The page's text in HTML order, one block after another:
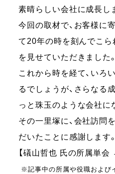
素晴らしい会社に成長し
今回の取材で、お客様に
て20年の時を刻んでこ
を見せていただきました。
これから時を経て、いろ
るでしょうが、さらなる
っと珠玉のような会社に
その一里塚に、会社訪問
だいたことに感謝します。
【礒山哲也 氏の所属単会
※記事中の所属や役職および